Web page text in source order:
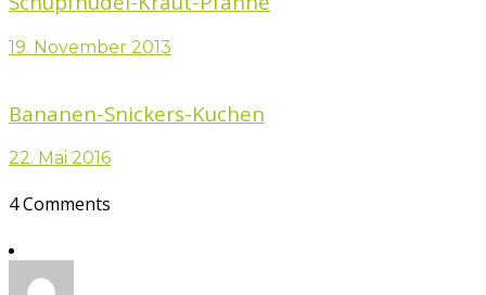
19. November 2013
Bananen-Snickers-Kuchen
22. Mai 2016
4 Comments